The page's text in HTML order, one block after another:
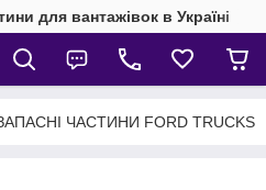
для вантажівок в Україні
ЧАСТИНИ FORD TRUCKS